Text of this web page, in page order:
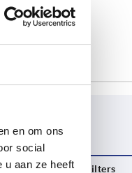
en om ons
social
u aan ze heeft